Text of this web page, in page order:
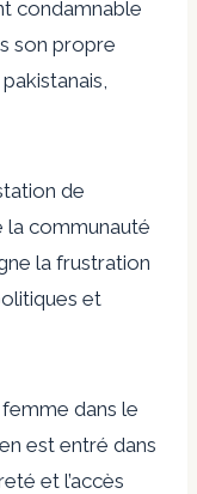
condamnable
son propre
de
la communauté
la frustration
et
femme dans le
est entré dans
et l’accès